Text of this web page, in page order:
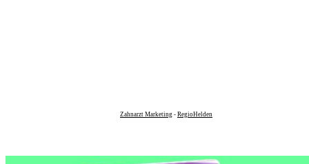
Zahnarzt Marketing - RegioHelden